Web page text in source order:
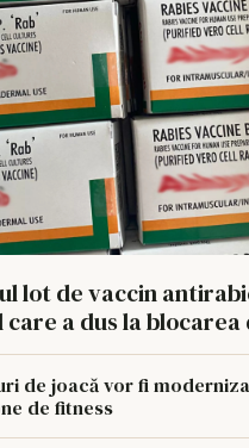
lot de vaccin
a dus la blocarea
de joacă vor fi
de fitness